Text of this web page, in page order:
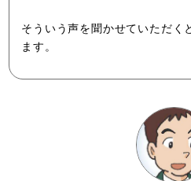
そういう声を聞かせていただく
ます。